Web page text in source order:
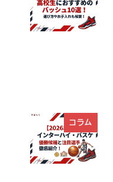
コラム